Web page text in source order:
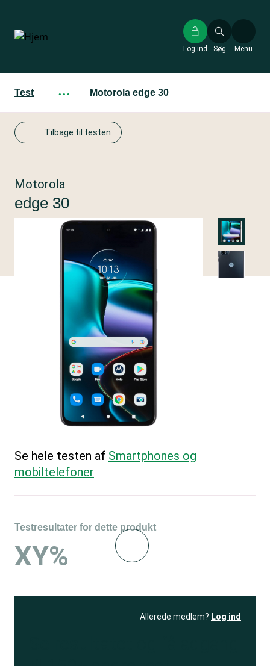
hovedindhold
Søg
Log ind Menu
Test ··· Motorola edge 30
Tilbage til testen
Motorola
edge 30
Se hele testen af Smartphones og
mobiltelefoner
Testresultater for dette produkt
XY%
Allerede medlem? Log ind